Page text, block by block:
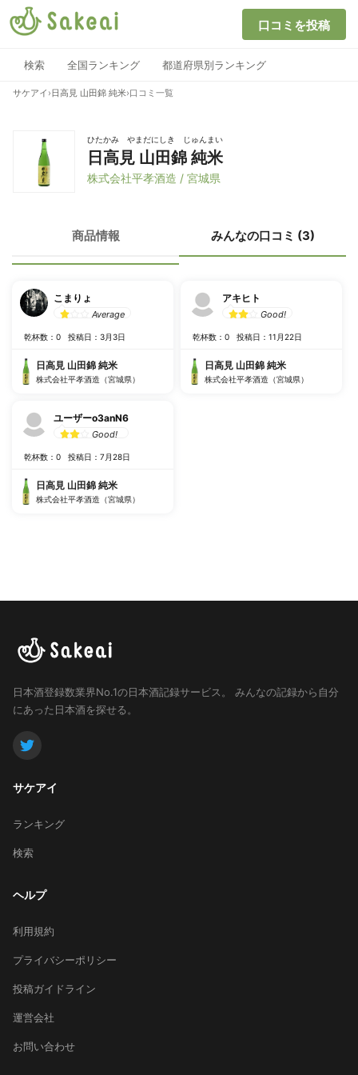
口コミを投稿
検索 全国ランキング 都道府県別ランキング
サケアイ ›日高見 山田錦 純米›口コミ一覧
ひたかみ やまだにしき じゅんまい
日高見 山田錦 純米
株式会社平孝酒造 / 宮城県
商品情報 みんなの口コミ (3)
こまりょ
Average
乾杯数：0 投稿日：3月3日
日高見 山田錦 純米
株式会社平孝酒造（宮城県）
アキヒト
Good!
乾杯数：0 投稿日：11月22日
日高見 山田錦 純米
株式会社平孝酒造（宮城県）
ユーザーo3anN6
Good!
乾杯数：0 投稿日：7月28日
日高見 山田錦 純米
株式会社平孝酒造（宮城県）
日本酒登録数業界No.1の日本酒記録サービス。
みんなの記録から自分
にあった日本酒を探せる。
サケアイ
ランキング
検索
ヘルプ
利用規約
プライバシーポリシー
投稿ガイドライン
運営会社
お問い合わせ